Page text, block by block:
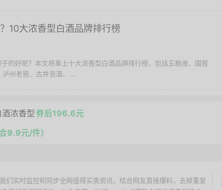
10大浓香型白酒品牌排行榜
的好呢？本文将奉上十大浓香型白酒品牌排行榜，包括五粮液、国窖
州老窖、古井贡酒、...
浓香型券后196.6元
9.9元/件）
实时监控和同步全网值得买类资讯，结合网友直接爆料，去掉重复